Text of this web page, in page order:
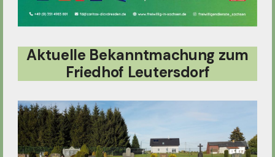
Aktuelle Bekanntmachung zum
Friedhof Leutersdorf